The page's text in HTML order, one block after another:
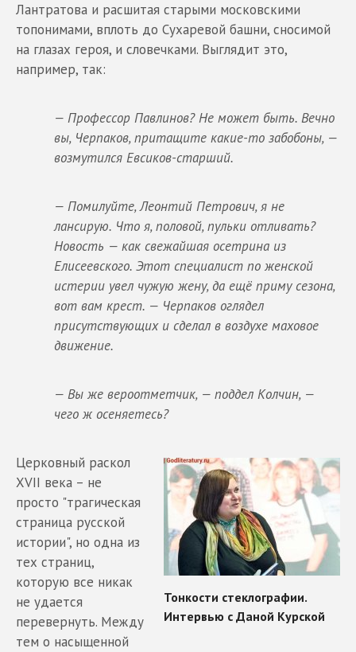
Лантратова и расшитая старыми московскими
топонимами, вплоть до Сухаревой башни, сносимой
на глазах героя, и словечками. Выглядит это,
например, так:
— Профессор Павлинов? Не может быть. Вечно
вы, Черпаков, притащите какие-то забобоны, —
возмутился Евсиков-старший.
— Помилуйте, Леонтий Петрович, я не
лансирую. Что я, половой, пульки отливать?
Новость — как свежайшая осетрина из
Елисеевского. Этот специалист по женской
истерии увел чужую жену, да ещё приму сезона,
вот вам крест. — Черпаков оглядел
присутствующих и сделал в воздухе маховое
движение.
— Вы же вероотметчик, — поддел Колчин, —
чего ж осеняетесь?
Церковный раскол
XVII века – не
просто "трагическая
страница русской
истории", но одна из
тех страниц,
которую все никак
не удается
перевернуть. Между
тем о насыщенной